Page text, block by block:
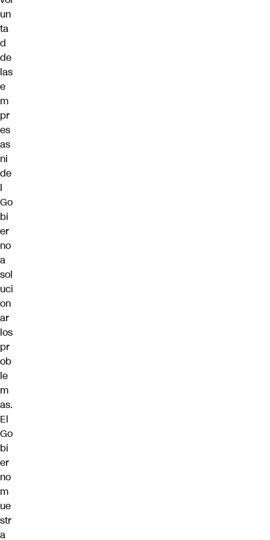
un
ta
d
de
las
e
m
pr
es
as
ni
de
l
Go
bi
er
no
a
sol
uci
on
ar
los
pr
ob
le
m
as.
El
Go
bi
er
no
m
ue
str
a